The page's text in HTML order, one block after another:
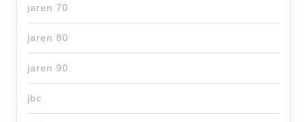
jaren 70
jaren 80
jaren 90
jbc